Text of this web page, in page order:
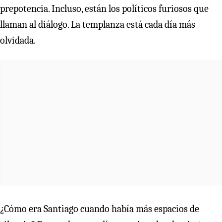
prepotencia. Incluso, están los políticos furiosos que
llaman al diálogo. La templanza está cada día más
olvidada.
¿Cómo era Santiago cuando había más espacios de